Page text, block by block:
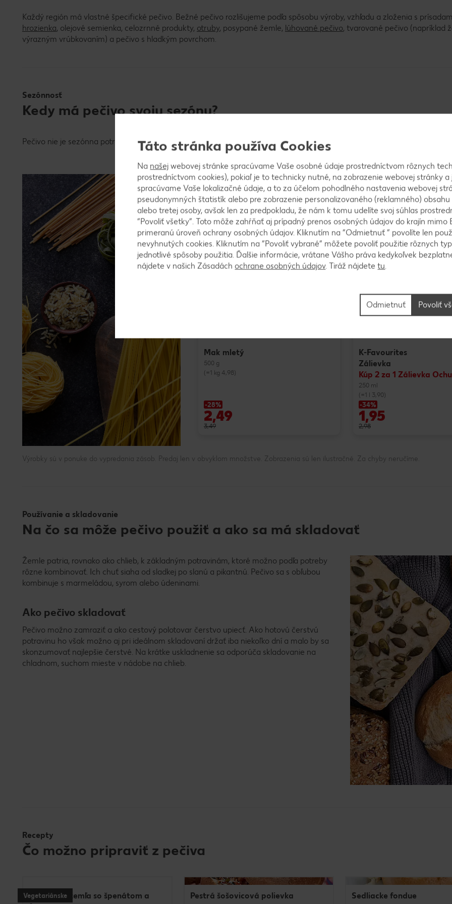
Každý región má vlastné špecifické pečivo. Bežné pečivo rozlišujeme podľa spôsobu výroby, vzhľadu a zloženia s
hrozienka, olejové semienka, celozrnné produkty, otruby, posypané žemle, lúhované pečivo, tvarované pečivo (napríklad
výrazným vrúbkovaním) a pečivo s hladkým povrchom.
Sezónnosť
Kedy má pečivo svoju sezónu?
Pečivo nie je sezónna potravina a preto je v predaji po celý rok.
Naša ponuka pečiva
Platnosť od 06.08.2026 do 12.08.2026
Mimoriadna ponuka!
Mak mletý
500 g
(=1 kg 4,98)
-28%
2,49
3,49
K-Favourites
Zálievka
Kúp 2 za 1 Zálievka
250 ml
(=1 l 3,90)
-34%
1,95
2,98
Výrobky sú v ponuke do vypredania zásob. Predaj len v obvyklom množstve. Zobrazenia sú len ilustračné. Za chyby neručíme.
Používanie a skladovanie
Na čo sa môže pečivo použiť a ako sa má skladovať
Žemle patria, rovnako ako chlieb, k základným potravinám, ktoré možno podľa potreby
rôzne kombinovať. Ich chuť siaha od sladkej po slanú a pikantnú. Pečivo sa s obľubou
kombinuje s marmeládou, syrom alebo údeninami.
Ako pečivo skladovať
Pečivo možno zamraziť a ako cestový polotovar čerstvo upiecť. Ako hotovú čerstvú
potravinu ho však možno aj pri ideálnom skladovaní držať iba niekoľko dní a malo by sa
skonzumovať najlepšie čerstvé. Na krátke uskladnenie sa odporúča skladovanie na
chladnom, suchom mieste v nádobe na chlieb.
Recepty
Čo možno pripraviť z pečiva
Vegetariánske
Tekvicová žemľa so špenátom a
Pestrá šošovicová polievka Sedliacke fondue
Táto stránka používa Cookies
Na našej webovej stránke spracúvame Vaše osobné údaje prostredníctvom rôznych
prostredníctvom cookies), pokiaľ je to technicky nutné, na zobrazenie webovej stránky
spracúvame Vaše lokalizačné údaje, a to za účelom pohodlného nastavenia webovej
pseudonymných štatistík alebo pre zobrazenie personalizovaného (reklamného)
alebo tretej osoby, avšak len za predpokladu, že nám k tomu udelíte svoj súhlas
“Povoliť všetky”. Toto môže zahŕňať aj prípadný prenos osobných údajov do krajín mimo
primeranú úroveň ochrany osobných údajov. Kliknutím na “Odmietnuť ” povolíte len
nevyhnutých cookies. Kliknutím na “Povoliť vybrané” môžete povoliť použitie rôznych
jednotlivé spôsoby použitia. Ďalšie informácie, vrátane Vášho práva kedykoľvek
nájdete v našich Zásadách ochrane osobných údajov. Tiráž nájdetetu.
Odmietnuť Povoliť